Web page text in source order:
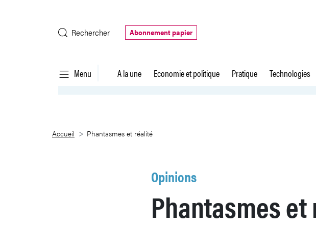
Rechercher
Abonnement papier
Menu A la une Economie et politique Pratique Technologies
Phantasmes et réalité
Accueil Phantasmes et réalité
Opinions
Phantasmes